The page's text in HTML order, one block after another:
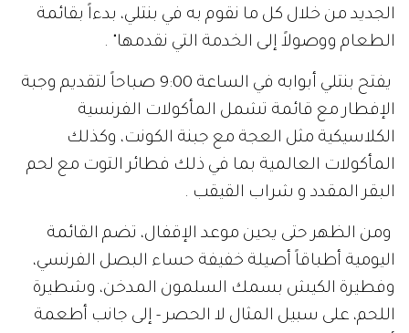
الجديد من خلال كل ما نقوم به في بنتلي، بدءاً بقائمة
الطعام ووصولاً إلى الخدمة التي نقدمها" .
يفتح بنتلي أبوابه في الساعة 9:00 صباحاً لتقديم وجبة
الإفطار مع قائمة تشمل المأكولات الفرنسية
الكلاسيكية مثل العجة مع جبنة الكونت، وكذلك
المأكولات العالمية بما في ذلك فطائر التوت مع لحم
البقر المقدد و شراب القيقب .
ومن الظهر حتى يحين موعد الإقفال، تضم القائمة
اليومية أطباقاً أصيلة خفيفة حساء البصل الفرنسي،
وفطيرة الكيش بسمك السلمون المدخن، وشطيرة
اللحم، على سبيل المثال لا الحصر - إلى جانب أطعمة